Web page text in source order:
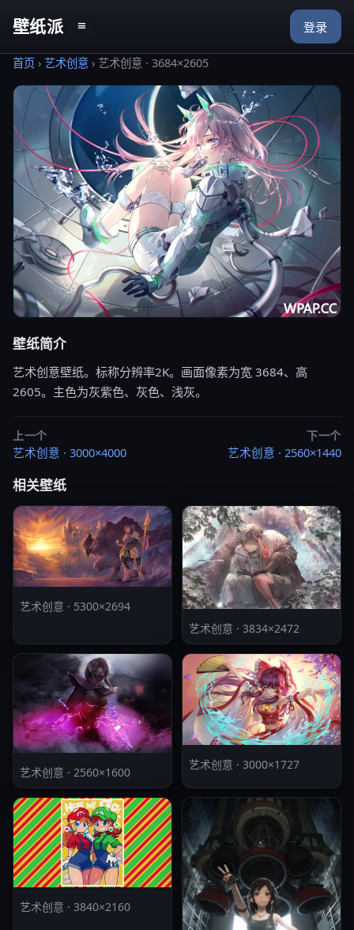
壁纸派 ≡ 登录
首页 › 艺术创意 › 艺术创意 · 3684×2605
壁纸简介
艺术创意壁纸。标称分辨率2K。画面像素为宽 3684、高
2605。主色为灰紫色、灰色、浅灰。
上一个
艺术创意 · 3000×4000
下一个
艺术创意 · 2560×1440
相关壁纸
艺术创意 · 5300×2694
艺术创意 · 3834×2472
艺术创意 · 2560×1600
艺术创意 · 3000×1727
艺术创意 · 3840×2160